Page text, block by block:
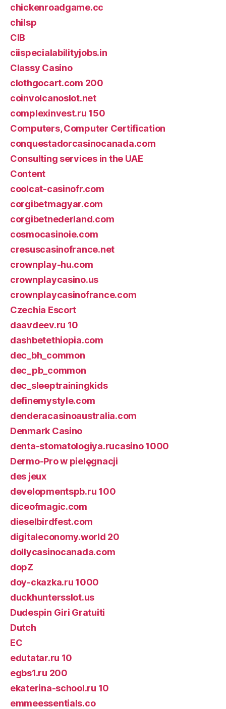
chickenroadgame.cc
chilsp
CIB
ciispecialabilityjobs.in
Classy Casino
clothgocart.com 200
coinvolcanoslot.net
complexinvest.ru 150
Computers, Computer Certification
conquestadorcasinocanada.com
Consulting services in the UAE
Content
coolcat-casinofr.com
corgibetmagyar.com
corgibetnederland.com
cosmocasinoie.com
cresuscasinofrance.net
crownplay-hu.com
crownplaycasino.us
crownplaycasinofrance.com
Czechia Escort
daavdeev.ru 10
dashbetethiopia.com
dec_bh_common
dec_pb_common
dec_sleeptrainingkids
definemystyle.com
denderacasinoaustralia.com
Denmark Casino
denta-stomatologiya.rucasino 1000
Dermo-Pro w pielęgnacji
des jeux
developmentspb.ru 100
diceofmagic.com
dieselbirdfest.com
digitaleconomy.world 20
dollycasinocanada.com
dopZ
doy-ckazka.ru 1000
duckhuntersslot.us
Dudespin Giri Gratuiti
Dutch
EC
edutatar.ru 10
egbs1.ru 200
ekaterina-school.ru 10
emmeessentials.co